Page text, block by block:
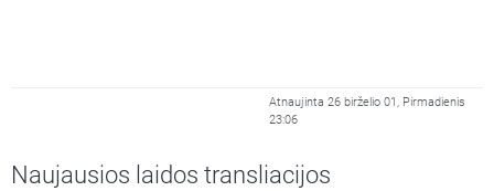
Atnaujinta 26 birželio 01, Pirmadienis
23:06
Naujausios laidos transliacijos